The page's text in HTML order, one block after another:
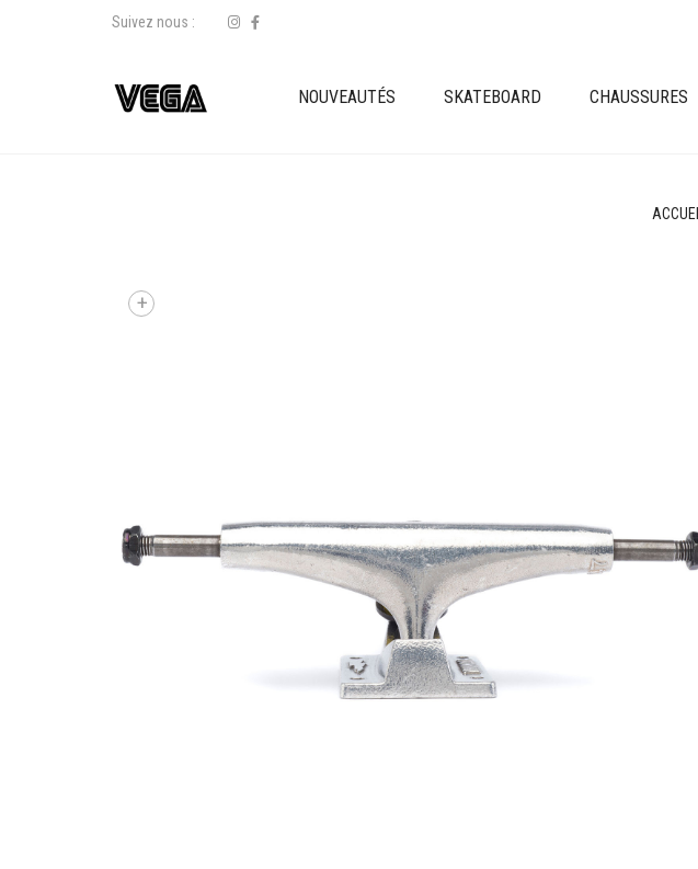
Suivez nous :
NOUVEAUTÉS SKATEBOARD CHAUSSURES
ACCUEIL
+